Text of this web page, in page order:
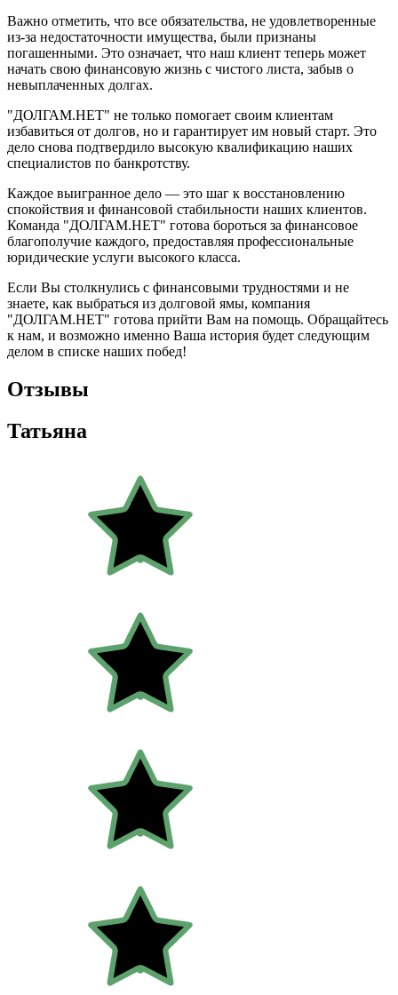
Важно отметить, что все обязательства, не удовлетворенные
из-за недостаточности имущества, были признаны
погашенными. Это означает, что наш клиент теперь может
начать свою финансовую жизнь с чистого листа, забыв о
невыплаченных долгах.
"ДОЛГАМ.НЕТ" не только помогает своим клиентам
избавиться от долгов, но и гарантирует им новый старт. Это
дело снова подтвердило высокую квалификацию наших
специалистов по банкротству.
Каждое выигранное дело — это шаг к восстановлению
спокойствия и финансовой стабильности наших клиентов.
Команда "ДОЛГАМ.НЕТ" готова бороться за финансовое
благополучие каждого, предоставляя профессиональные
юридические услуги высокого класса.
Если Вы столкнулись с финансовыми трудностями и не
знаете, как выбраться из долговой ямы, компания
"ДОЛГАМ.НЕТ" готова прийти Вам на помощь. Обращайтесь
к нам, и возможно именно Ваша история будет следующим
делом в списке наших побед!
Отзывы
Татьяна